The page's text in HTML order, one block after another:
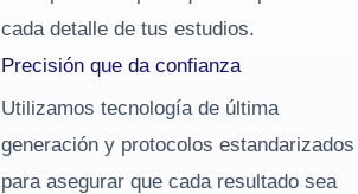
cada detalle de tus estudios.
Precisión que da confianza
Utilizamos tecnología de última
generación y protocolos estandarizados
para asegurar que cada resultado sea